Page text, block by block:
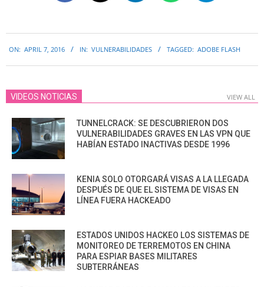
04-
07
ON: APRIL 7, 2016 IN: VULNERABILIDADES TAGGED: ADOBE FLASH
VIDEOS NOTICIAS VIEW ALL
TUNNELCRACK: SE DESCUBRIERON DOS
VULNERABILIDADES GRAVES EN LAS VPN QUE
HABÍAN ESTADO INACTIVAS DESDE 1996
KENIA SOLO OTORGARÁ VISAS A LA LLEGADA
DESPUÉS DE QUE EL SISTEMA DE VISAS EN
LÍNEA FUERA HACKEADO
ESTADOS UNIDOS HACKEO LOS SISTEMAS DE
MONITOREO DE TERREMOTOS EN CHINA
PARA ESPIAR BASES MILITARES
SUBTERRÁNEAS